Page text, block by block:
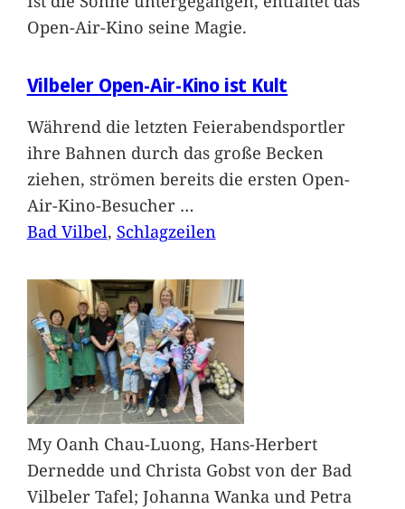
Open-Air-Kino seine Magie.
Vilbeler Open-Air-Kino ist Kult
Während die letzten Feierabendsportler
ihre Bahnen durch das große Becken
ziehen, strömen bereits die ersten Open-
Air-Kino-Besucher …
Bad Vilbel, Schlagzeilen
My Oanh Chau-Luong, Hans-Herbert
Dernedde und Christa Gobst von der Bad
Vilbeler Tafel; Johanna Wanka und Petra